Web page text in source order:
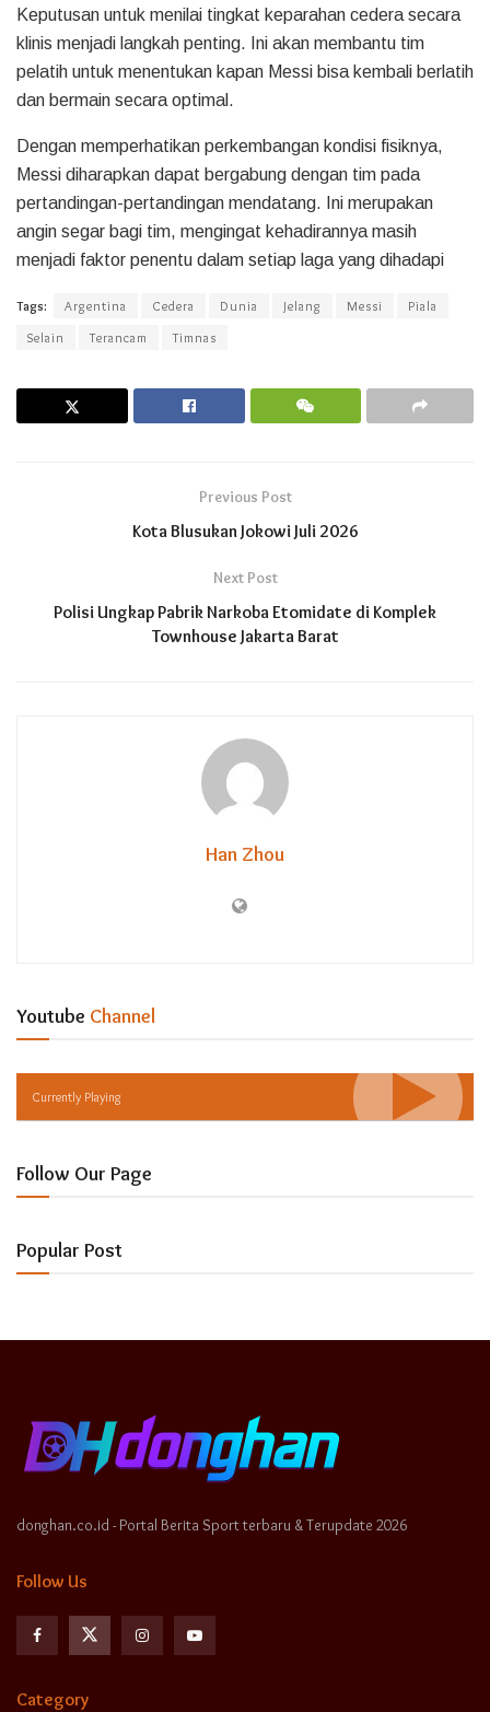
Keputusan untuk menilai tingkat keparahan cedera secara
klinis menjadi langkah penting. Ini akan membantu tim
pelatih untuk menentukan kapan Messi bisa kembali berlatih
dan bermain secara optimal.
Dengan memperhatikan perkembangan kondisi fisiknya,
Messi diharapkan dapat bergabung dengan tim pada
pertandingan-pertandingan mendatang. Ini merupakan
angin segar bagi tim, mengingat kehadirannya masih
menjadi faktor penentu dalam setiap laga yang dihadapi
Tags: Argentina Cedera Dunia Jelang Messi
Piala
Selain
Terancam Timnas
Previous Post
Kota Blusukan Jokowi Juli 2026
Next Post
Polisi Ungkap Pabrik Narkoba Etomidate di Komplek
Townhouse Jakarta Barat
Han Zhou
Youtube Channel
Currently Playing
Follow Our Page
Popular Post
donghan.co.id - Portal Berita Sport terbaru & Terupdate 2026
Follow Us
Category